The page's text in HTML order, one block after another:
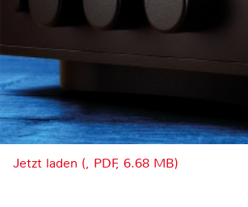
Jetzt laden (, PDF, 6.68 MB)